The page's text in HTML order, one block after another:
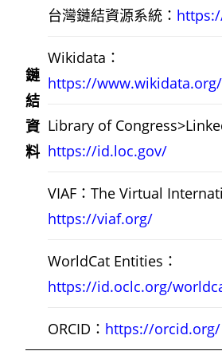
鏈
結
資
料
台灣鏈結資源系統：
Wikidata：
https://
Library of
https://id.loc.gov/
VIAF：The Virtual
https://viaf.org/
WorldCat Entities：
https://id.oclc.org/
ORCID： https://orcid.org/